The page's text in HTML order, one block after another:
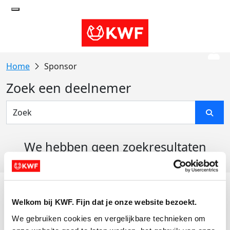
Welkom bij KWF. Fijn dat je onze website bezoekt.
We gebruiken cookies en vergelijkbare technieken om
Sponsor
Zoek een deelnemer
We hebben geen zoekresultaten
Actiematerialen
Evenementen